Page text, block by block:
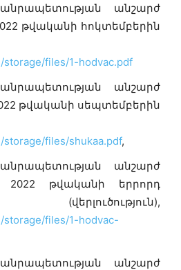
անշարժ
թվականի հոկտեմբերին
storage/files/1-hodvac.pdf
անշարժ
թվականի սեպտեմբերին
storage/files/shukaa.pdf,
անշարժ
2022 թվականի երրորդ
(վերլուծություն),
storage/files/1-hodvac-
անշարժ